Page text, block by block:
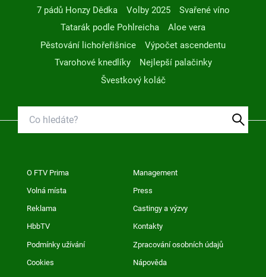
7 pádů Honzy Dědka
Volby 2025
Svařené víno
Tatarák podle Pohlreicha
Aloe vera
Pěstování lichořeřišnice
Výpočet ascendentu
Tvarohové knedlíky
Nejlepší palačinky
Švestkový koláč
O FTV Prima Management
Volná místa Press
Reklama Castingy a výzvy
HbbTV Kontakty
Podmínky užívání Zpracování osobních údajů
Cookies Nápověda